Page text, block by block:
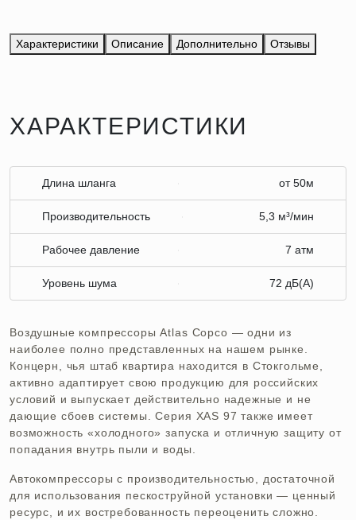
Характеристики Описание Дополнительно Отзывы
ХАРАКТЕРИСТИКИ
Длина шланга от 50м
Производительность 5,3 м³/мин
Рабочее давление 7 атм
Уровень шума 72 дБ(А)
Воздушные компрессоры Atlas Copco — одни из
наиболее полно представленных на нашем рынке.
Концерн, чья штаб квартира находится в Стокгольме,
активно адаптирует свою продукцию для российских
условий и выпускает действительно надежные и не
дающие сбоев системы. Серия XAS 97 также имеет
возможность «холодного» запуска и отличную защиту от
попадания внутрь пыли и воды.
Автокомпрессоры с производительностью, достаточной
для использования пескоструйной установки — ценный
ресурс, и их востребованность переоценить сложно.